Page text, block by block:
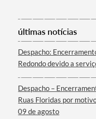
últimas notícias
Despacho:
Redondo devido a
Despacho –
Ruas Floridas por
09 de agosto